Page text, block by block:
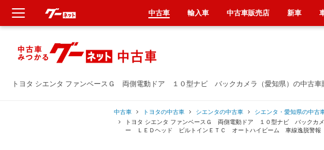
トヨタ シエンタ ファンベースＧ 両側電動ドア １０型ナビ バックカメラ（愛知県）の中古車
中古車 トヨタの中古車 シエンタの中古車 シエンタ・愛知県の中古
トヨタ シエンタ ファンベースＧ 両側電動ドア １０型ナビ バック
ー ＬＥＤヘッド ビルトインＥＴＣ オートハイビーム 車線逸脱警報
中古車 輸入車 中古車販売店 新車
新車
中古車